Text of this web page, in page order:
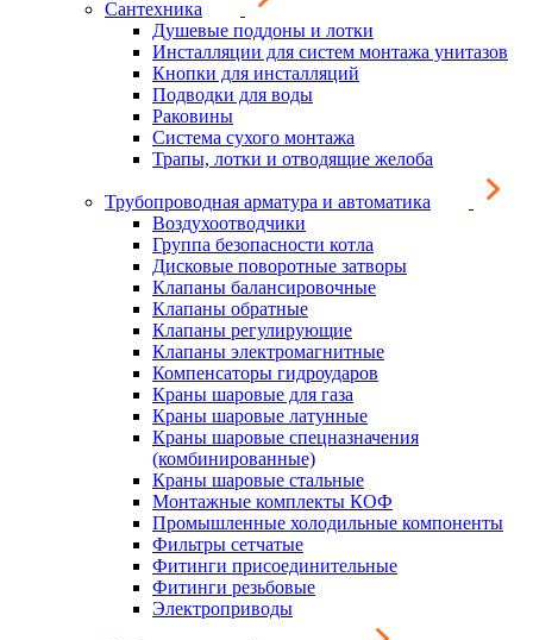
Сантехника
Душевые поддоны и лотки
Инсталляции для систем монтажа унитазов
Кнопки для инсталляций
Подводки для воды
Раковины
Система сухого монтажа
Трапы, лотки и отводящие желоба
Трубопроводная арматура и автоматика
Воздухоотводчики
Группа безопасности котла
Дисковые поворотные затворы
Клапаны балансировочные
Клапаны обратные
Клапаны регулирующие
Клапаны электромагнитные
Компенсаторы гидроударов
Краны шаровые для газа
Краны шаровые латунные
Краны шаровые спецназначения
(комбинированные)
Краны шаровые стальные
Монтажные комплекты КОФ
Промышленные холодильные компоненты
Фильтры сетчатые
Фитинги присоединительные
Фитинги резьбовые
Электроприводы